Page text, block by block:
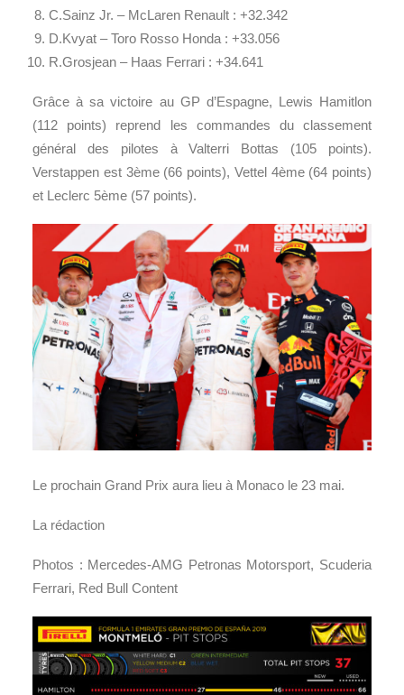
C.Sainz Jr. – McLaren Renault : +32.342
D.Kvyat – Toro Rosso Honda : +33.056
R.Grosjean – Haas Ferrari : +34.641
Grâce à sa victoire au GP d’Espagne, Lewis Hamitlon
(112 points) reprend les commandes du classement
général des pilotes à Valterri Bottas (105 points).
Verstappen est 3ème (66 points), Vettel 4ème (64 points)
et Leclerc 5ème (57 points).
Le prochain Grand Prix aura lieu à Monaco le 23 mai.
La rédaction
Photos : Mercedes-AMG Petronas Motorsport, Scuderia
Ferrari, Red Bull Content